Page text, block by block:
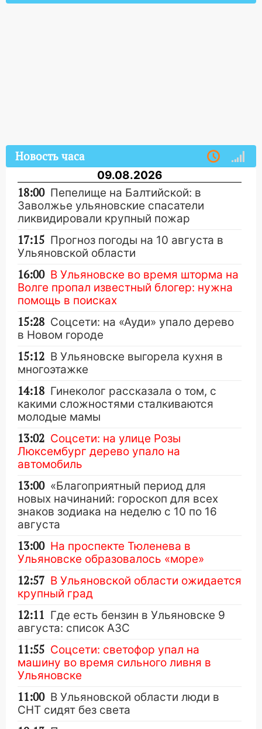
Новость часа
09.08.2026
18:00 Пепелище на Балтийской: в
Заволжье ульяновские спасатели
ликвидировали крупный пожар
17:15 Прогноз погоды на 10 августа в
Ульяновской области
16:00 В Ульяновске во время шторма на
Волге пропал известный блогер: нужна
помощь в поисках
15:28 Соцсети: на «Ауди» упало дерево
в Новом городе
15:12 В Ульяновске выгорела кухня в
многоэтажке
14:18 Гинеколог рассказала о том, с
какими сложностями сталкиваются
молодые мамы
13:02 Соцсети: на улице Розы
Люксембург дерево упало на
автомобиль
13:00 «Благоприятный период для
новых начинаний: гороскоп для всех
знаков зодиака на неделю с 10 по 16
августа
13:00 На проспекте Тюленева в
Ульяновске образовалось «море»
12:57 В Ульяновской области ожидается
крупный град
12:11 Где есть бензин в Ульяновске 9
августа: список АЗС
11:55 Соцсети: светофор упал на
машину во время сильного ливня в
Ульяновске
11:00 В Ульяновской области люди в
СНТ сидят без света